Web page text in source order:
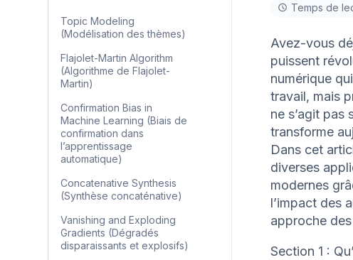
Topic Modeling
(Modélisation des thèmes)
Flajolet-Martin Algorithm
(Algorithme de Flajolet-
Martin)
Confirmation Bias in
Machine Learning (Biais de
confirmation dans
l’apprentissage
automatique)
Concatenative Synthesis
(Synthèse concaténative)
Vanishing and Exploding
Gradients (Dégradés
disparaissants et explosifs)
Temps de
Avez-vous
puissent
numérique
travail, mais
ne s’agit pas
transforme
Dans cet
diverses
modernes
l’impact des
approche
Section 1 :